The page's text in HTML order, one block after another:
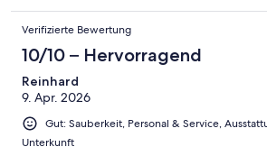
Verifizierte Bewertung
10/10 – Hervorragend
Reinhard
9. Apr. 2026
Gut: Sauberkeit, Personal & Service,
Unterkunft